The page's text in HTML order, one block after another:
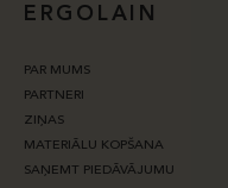
ERGOLAIN
PAR MUMS
PARTNERI
ZIŅAS
MATERIĀLU KOPŠANA
SAŅEMT PIEDĀVĀJUMU